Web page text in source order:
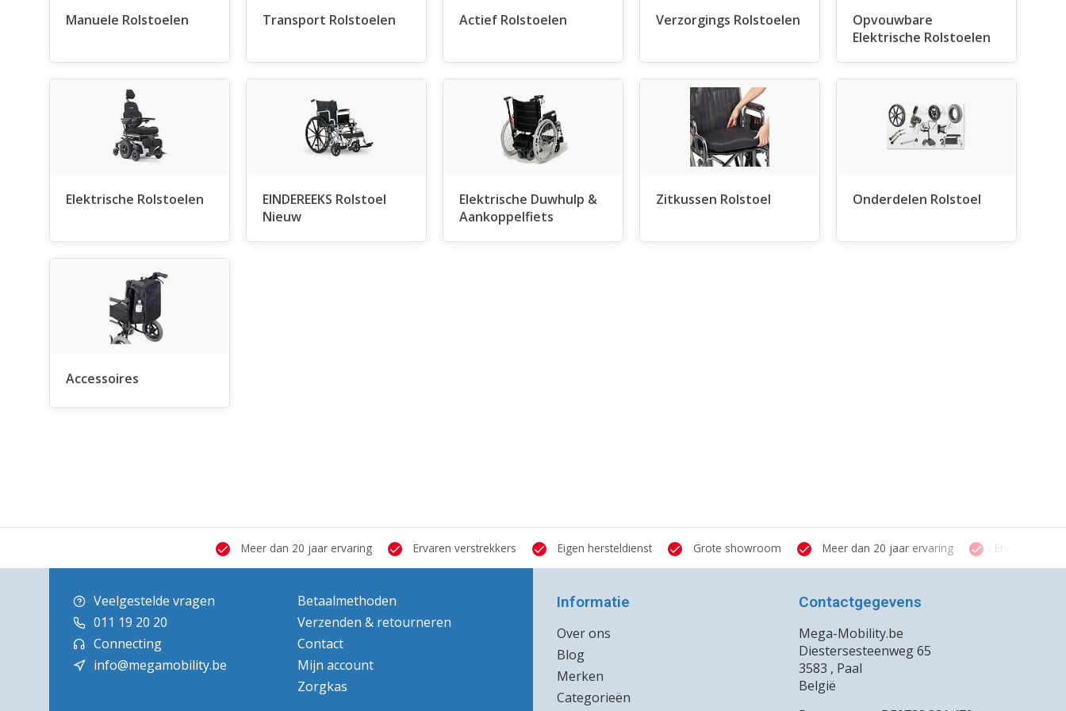
Manuele Rolstoelen Transport Rolstoelen Actief Rolstoelen Verzorgings Rolstoelen
Opvouwbare
Elektrische Rolstoelen
Elektrische Rolstoelen
EINDEREEKS Rolstoel
Nieuw
Elektrische Duwhulp &
Aankoppelfiets
Zitkussen Rolstoel Onderdelen Rolstoel
Accessoires
Meer dan 20 jaar ervaring Ervaren verstrekkers Eigen hersteldienst Grote showroom Meer dan 20 jaar ervaring Ervaren
Veelgestelde vragen
011 19 20 20
Connecting
info@megamobility.be
Betaalmethoden
Verzenden & retourneren
Contact
Mijn account
Zorgkas
Informatie
Over ons
Blog
Merken
Categorieën
Contactgegevens
Mega-Mobility.be
Diestersesteenweg 65
3583 , Paal
België